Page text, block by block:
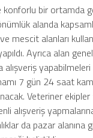
konforlu bir ortamda
alanda
mescit alanları
Ayrıca alan
alışveriş
7 gün 24 saat
Veteriner
alışveriş
da pazar